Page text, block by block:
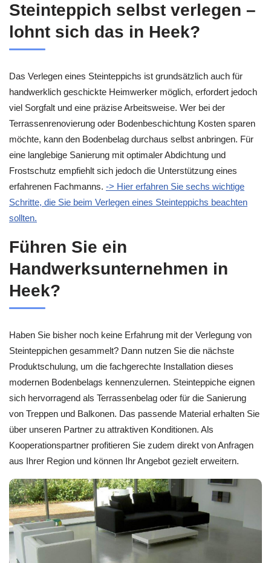
Steinteppich selbst verlegen –
lohnt sich das in Heek?
Das Verlegen eines Steinteppichs ist grundsätzlich auch für
handwerklich geschickte Heimwerker möglich, erfordert jedoch
viel Sorgfalt und eine präzise Arbeitsweise. Wer bei der
Terrassenrenovierung oder Bodenbeschichtung Kosten sparen
möchte, kann den Bodenbelag durchaus selbst anbringen. Für
eine langlebige Sanierung mit optimaler Abdichtung und
Frostschutz empfiehlt sich jedoch die Unterstützung eines
erfahrenen Fachmanns. -> Hier erfahren Sie sechs wichtige
Schritte, die Sie beim Verlegen eines Steinteppichs beachten
sollten.
Führen Sie ein
Handwerksunternehmen in
Heek?
Haben Sie bisher noch keine Erfahrung mit der Verlegung von
Steinteppichen gesammelt? Dann nutzen Sie die nächste
Produktschulung, um die fachgerechte Installation dieses
modernen Bodenbelags kennenzulernen. Steinteppiche eignen
sich hervorragend als Terrassenbelag oder für die Sanierung
von Treppen und Balkonen. Das passende Material erhalten Sie
über unseren Partner zu attraktiven Konditionen. Als
Kooperationspartner profitieren Sie zudem direkt von Anfragen
aus Ihrer Region und können Ihr Angebot gezielt erweitern.